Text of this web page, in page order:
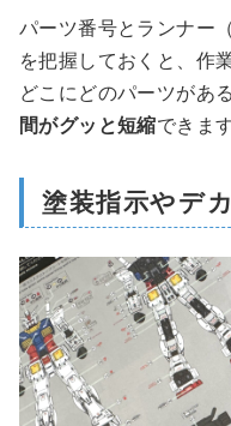
パーツ番号とランナー
を把握しておくと、作
どこにどのパーツがあ
間がグッと短縮できます
塗装指示やデ